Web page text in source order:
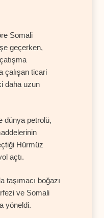
Somali
geçerken,
çalışan ticari
daha uzun
dünya petrolü,
Hürmüz
açtı.
taşımacı boğazı
ve Somali
yöneldi.